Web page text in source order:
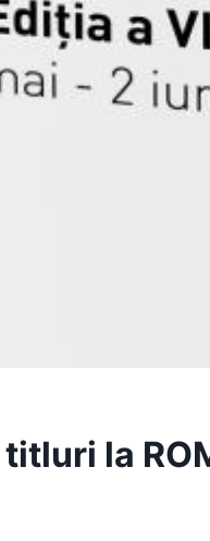
la